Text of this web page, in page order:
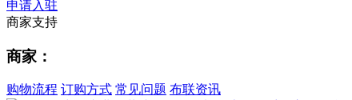
申请入驻
商家支持
商家：
购物流程 订购方式 常见问题 布联资讯